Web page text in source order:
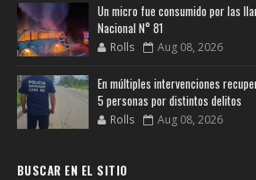
Un micro fue consumido por las
Nacional N° 81
Rolls Aug 08, 2026
En múltiples intervenciones
5 personas por distintos delitos
Rolls Aug 08, 2026
BUSCAR EN EL SITIO